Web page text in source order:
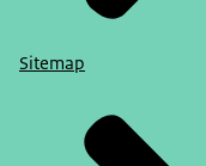
Sitemap